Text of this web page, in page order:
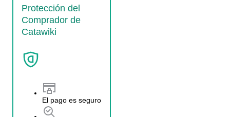
Protección del
Comprador de
Catawiki
El pago es seguro